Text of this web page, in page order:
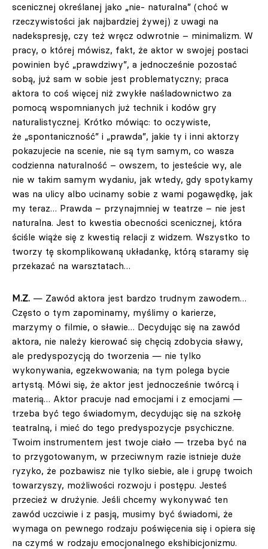
scenicznej określanej jako „nie- naturalna” (choć w
rzeczywistości jak najbardziej żywej) z uwagi na
nadekspresję, czy też wręcz odwrotnie – minimalizm. W
pracy, o której mówisz, fakt, że aktor w swojej postaci
powinien być „prawdziwy”, a jednocześnie pozostać
sobą, już sam w sobie jest problematyczny; praca
aktora to coś więcej niż zwykłe naśladownictwo za
pomocą wspomnianych już technik i kodów gry
naturalistycznej. Krótko mówiąc: to oczywiste,
że „spontaniczność” i „prawda”, jakie ty i inni aktorzy
pokazujecie na scenie, nie są tym samym, co wasza
codzienna naturalność – owszem, to jesteście wy, ale
nie w takim samym wydaniu, jak wtedy, gdy spotykamy
was na ulicy albo ucinamy sobie z wami pogawędkę, jak
my teraz… Prawda – przynajmniej w teatrze – nie jest
naturalna. Jest to kwestia obecności scenicznej, która
ściśle wiąże się z kwestią relacji z widzem. Wszystko to
tworzy tę skomplikowaną układankę, którą staramy się
przekazać na warsztatach…
M.Z. — Zawód aktora jest bardzo trudnym zawodem…
Często o tym zapominamy, myślimy o karierze,
marzymy o filmie, o sławie… Decydując się na zawód
aktora, nie należy kierować się chęcią zdobycia sławy,
ale predyspozycją do tworzenia — nie tylko
wykonywania, egzekwowania; na tym polega bycie
artystą. Mówi się, że aktor jest jednocześnie twórcą i
materią… Aktor pracuje nad emocjami i z emocjami —
trzeba być tego świadomym, decydując się na szkołę
teatralną, i mieć do tego predyspozycje psychiczne.
Twoim instrumentem jest twoje ciało — trzeba być na
to przygotowanym, w przeciwnym razie istnieje duże
ryzyko, że pozbawisz nie tylko siebie, ale i grupę twoich
towarzyszy, możliwości rozwoju i postępu. Jesteś
przecież w drużynie. Jeśli chcemy wykonywać ten
zawód uczciwie i z pasją, musimy być świadomi, że
wymaga on pewnego rodzaju poświęcenia się i opiera się
na czymś w rodzaju emocjonalnego ekshibicjonizmu.